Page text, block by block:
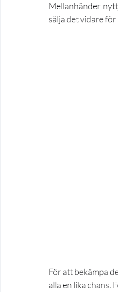
Mellanhänder
sälja det vidare
För att bekämpa
alla en lika chans.